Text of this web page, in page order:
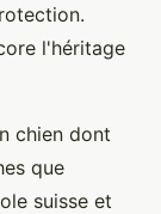
l'héritage
chien dont
que
suisse et